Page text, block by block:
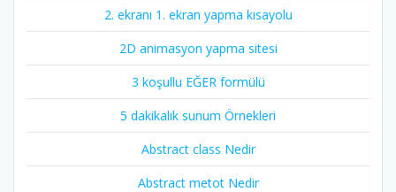
2. ekranı 1. ekran yapma kısayolu
2D animasyon yapma sitesi
3 koşullu EĞER formülü
5 dakikalık sunum Örnekleri
Abstract class Nedir
Abstract metot Nedir